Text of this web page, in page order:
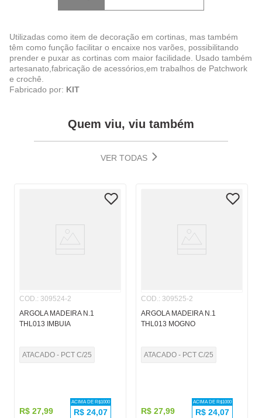
Utilizadas como item de decoração em cortinas, mas também
têm como função facilitar o encaixe nos varões, possibilitando
prender e puxar as cortinas com maior facilidade. Usado também
artesanato,fabricação de acessórios,em trabalhos de Patchwork
e crochê.
Fabricado por: KIT
Quem viu, viu também
VER TODAS
COD.: 309524-2
ARGOLA MADEIRA N.1
THL013 IMBUIA
ATACADO - PCT C/25
R$ 27,99
ACIMA DE R$1000
R$ 24,07
COD.: 309525-2
ARGOLA MADEIRA N.1
THL013 MOGNO
ATACADO - PCT C/25
R$ 27,99
ACIMA DE R$1000
R$ 24,07